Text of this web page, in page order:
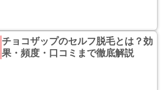
チョコザップのセルフ脱毛とは？効
果・頻度・口コミまで徹底解説